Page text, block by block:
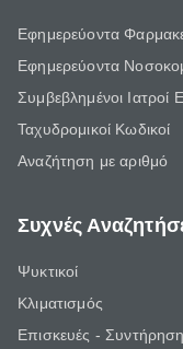
Εφημερεύοντα
Εφημερεύοντα
Συμβεβλημένοι
Ταχυδρομικοί Κωδικοί
Αναζήτηση με αριθμό
Συχνές
Ψυκτικοί
Κλιματισμός
Επισκευές -